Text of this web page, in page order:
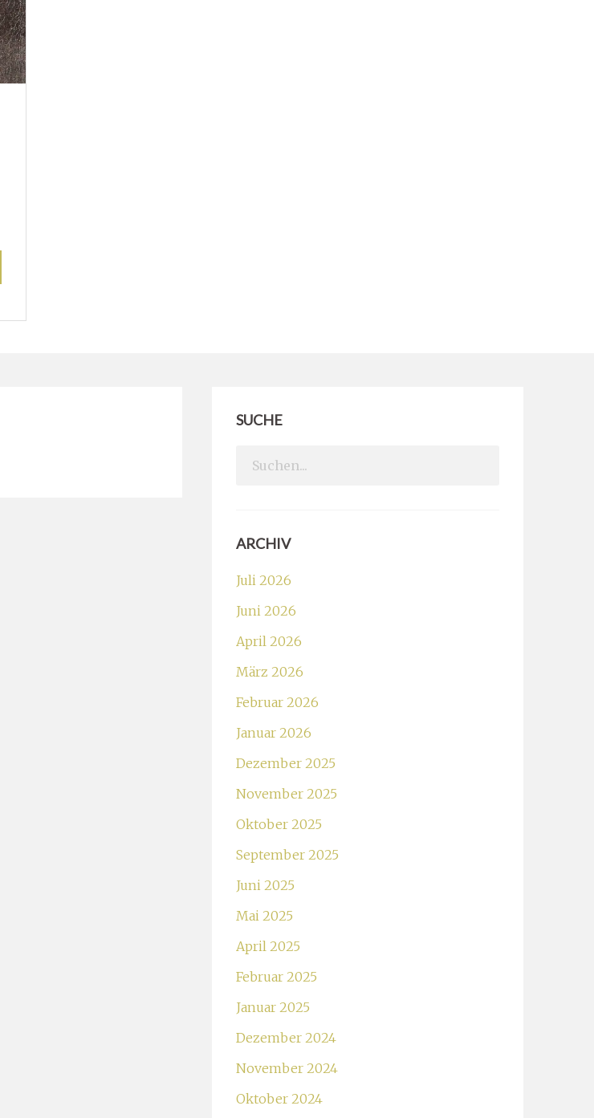
SUCHE
Search
ARCHIV
Juli 2026
Juni 2026
April 2026
März 2026
Februar 2026
Januar 2026
Dezember 2025
November 2025
Oktober 2025
September 2025
Juni 2025
Mai 2025
April 2025
Februar 2025
Januar 2025
Dezember 2024
November 2024
Oktober 2024